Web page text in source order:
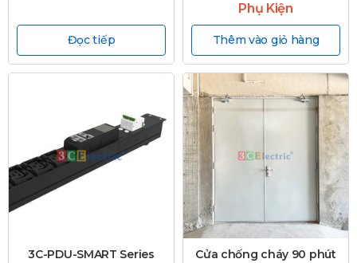
Đọc tiếp
Phụ Kiện
Thêm vào giỏ hàng
3C-PDU-SMART Series
Cửa chống cháy 90 phút